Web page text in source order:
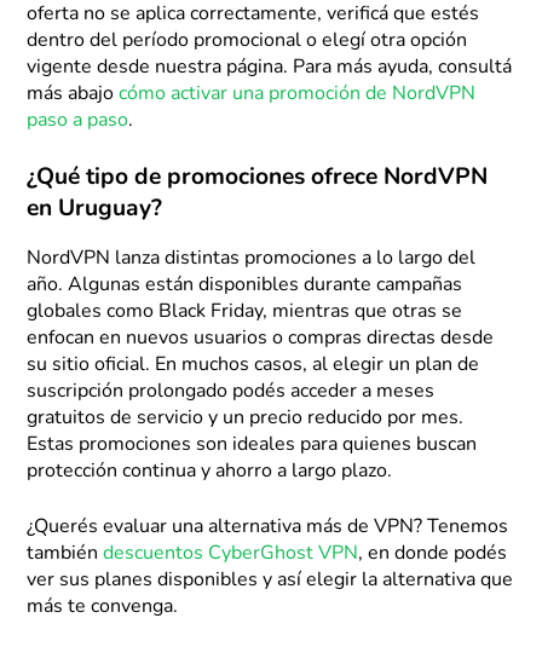
oferta no se aplica correctamente, verificá que estés
dentro del período promocional o elegí otra opción
vigente desde nuestra página. Para más ayuda, consultá
más abajocómo activar una promoción de NordVPN
paso a paso.
¿Qué tipo de promociones ofrece NordVPN
en Uruguay?
NordVPN lanza distintas promociones a lo largo del
año. Algunas están disponibles durante campañas
globales como Black Friday, mientras que otras se
enfocan en nuevos usuarios o compras directas desde
su sitio oficial. En muchos casos, al elegir un plan de
suscripción prolongado podés acceder a meses
gratuitos de servicio y un precio reducido por mes.
Estas promociones son ideales para quienes buscan
protección continua y ahorro a largo plazo.
¿Querés evaluar una alternativa más de VPN? Tenemos
tambiéndescuentos CyberGhost VPN, en donde podés
ver sus planes disponibles y así elegir la alternativa que
más te convenga.